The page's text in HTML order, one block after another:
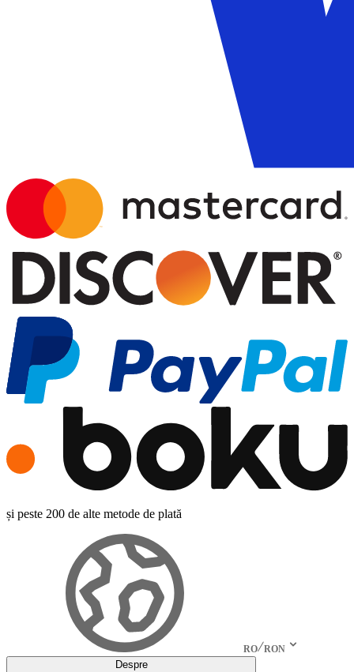
și peste 200 de alte metode de plată
RO RON
Despre